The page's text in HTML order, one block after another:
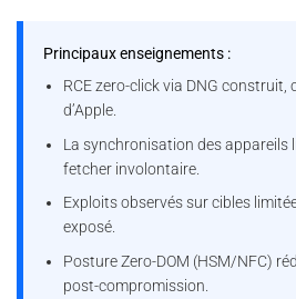
Principaux enseignements :
RCE zero-click via DNG construit,
d’Apple.
La synchronisation des appareils
fetcher involontaire.
Exploits observés sur cibles
exposé.
Posture Zero-DOM (HSM/NFC)
post-compromission.